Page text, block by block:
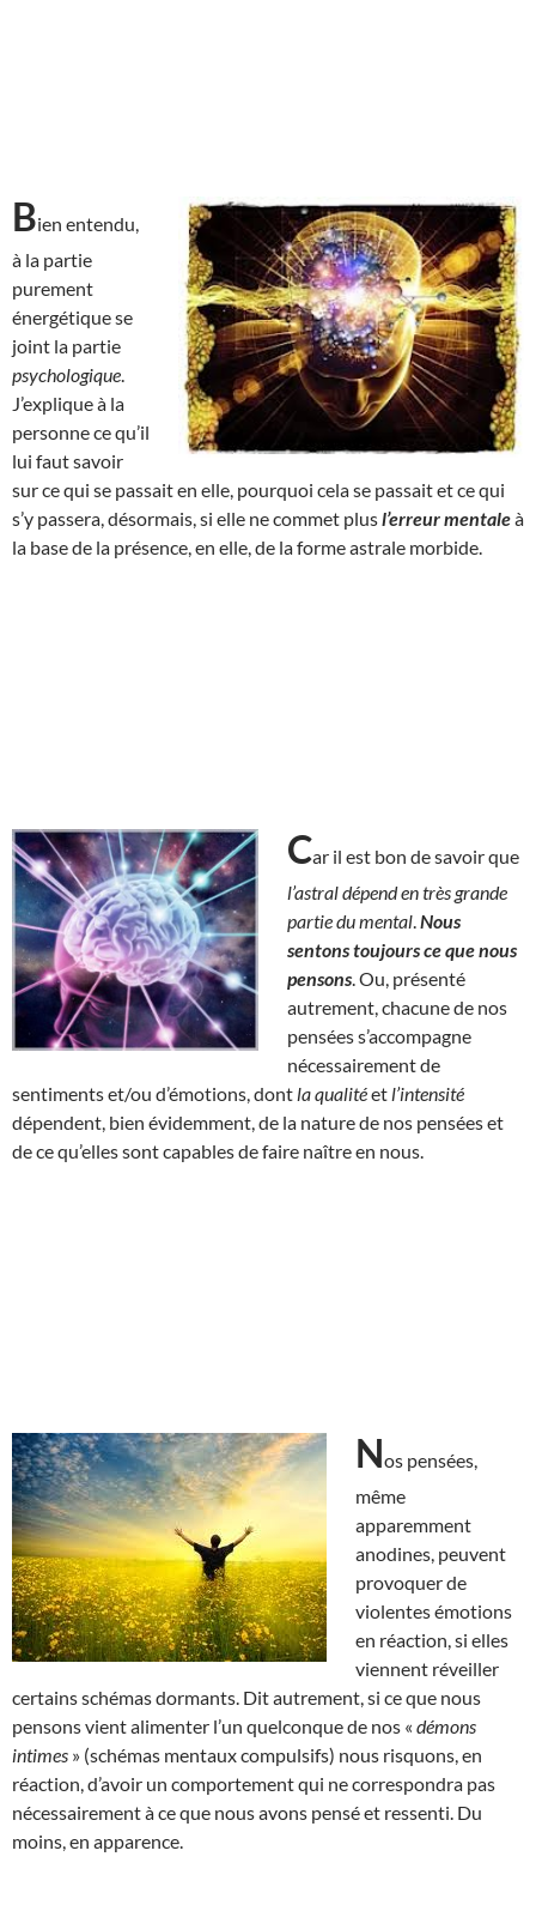
Bien entendu,
à la partie
purement
énergétique se
joint la partie
psychologique
J’explique à la
personne ce qu’il
lui faut savoir
sur ce qui se passait en elle, pourquoi cela se passait et ce qui
s’y passera, désormais, si elle ne commet plusl’erreur mentaleà
la base de la présence, en elle, de la forme astrale morbide.
Car il est bon de savoir que
l’astral dépend en très grande
partie du mental Nous
sentons toujours ce que nous
pensons . Ou, présenté
autrement, chacune de nos
pensées s’accompagne
nécessairement de
sentiments et/ou d’émotions, dont la qualitéet l’intensité
dépendent, bien évidemment, de la nature de nos pensées et
de ce qu’elles sont capables de faire naître en nous.
Nos pensées,
même
apparemment
anodines, peuvent
provoquer de
violentes émotions
en réaction, si elles
viennent réveiller
certains schémas dormants. Dit autrement, si ce que nous
pensons vient alimenter l’un quelconque de nos « démons
intimes » (schémas mentaux compulsifs) nous risquons, en
réaction, d’avoir un comportement qui ne correspondra pas
nécessairement à ce que nous avons pensé et ressenti. Du
moins, en apparence.